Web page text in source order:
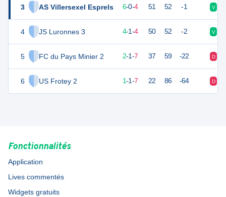
3 AS Villersexel Esprels
4 JS Luronnes 3
5 FC du Pays Minier 2
6 US Frotey 2
18 10 6-0-4 51 52 -1 V
4-1-4 50 52 -2 V
7 2-1-7 37 59 -22 D
1-1-7 22 86 -64 D
Fonctionnalités
Application
Lives commentés
Widgets gratuits